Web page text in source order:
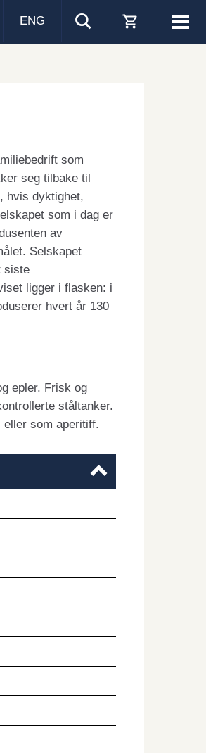
Visa
ENG
som
seg tilbake til
hvis dyktighet,
som i dag er
av
Selskapet
siste
ligger i flasken: i
hvert år 130
epler. Frisk og
ståltanker.
som aperitiff.